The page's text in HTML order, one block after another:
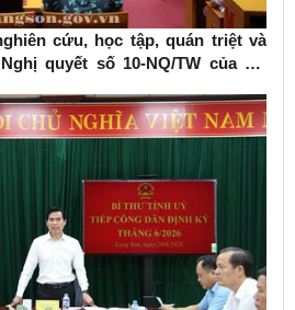
cứu, học tập, quán triệt và
quyết số 10-NQ/TW của Bộ